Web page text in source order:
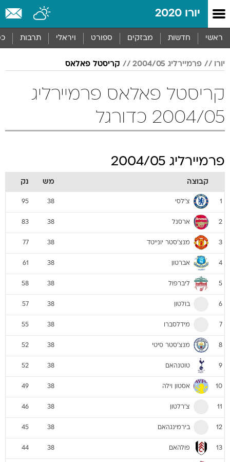
יורו 2020
ראשי חדשות מבזקים ספורט ויראלי תרבות
יורו פרמיירליג 2004/05 קריסטל פאלאס
קריסטל פאלאס פרמיירליג
2004/05 כדורגל
פרמיירליג 2004/05
קבוצה מש נק
1 צ'לסי 38
95
2 ארסנל 38
83
3 מנצ'סטר יונייטד 38
77
4 אברטון 38
61
5 ליברפול 38
58
6 בולטון 38
57
7 מידלסברו 38
55
8 מנצ'סטר סיטי 38
52
9 טוטנהאם 38
52
10 אסטון וילה 38
49
11 צ'רלטון 38
46
12 בירמינגהאם 38
45
13 פולהאם 38
44